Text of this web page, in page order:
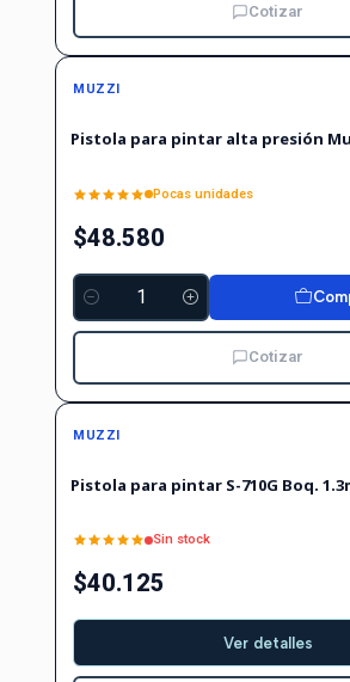
Cotizar
MUZZI
Pistola para pintar alta presión
Pocas unidades
$48.580
Cantidad
Cotizar
Agotado
MUZZI
Pistola para pintar S-710G Boq.
Sin stock
$40.125
Ver detalles